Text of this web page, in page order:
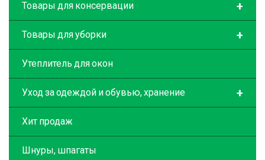
+
Товары для консервации
+
Товары для уборки
Утеплитель для окон
+
Уход за одеждой и обувью, хранение
Хит продаж
Шнуры, шпагаты